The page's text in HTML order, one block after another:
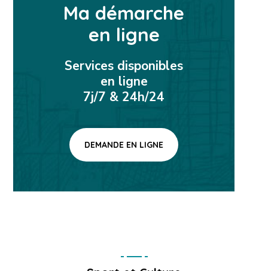
Ma démarche
en ligne
Services disponibles
en ligne
7j/7 & 24h/24
DEMANDE EN LIGNE